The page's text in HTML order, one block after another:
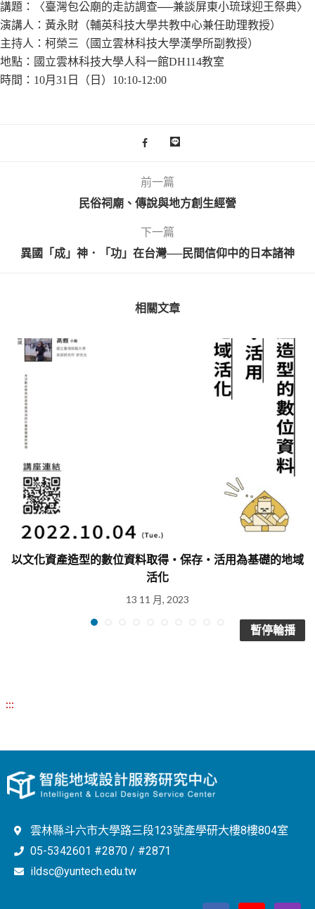
講題：〈臺灣包公廟的走訪調查──兼談屏東小琉球迎王祭典〉
演講人：黃永財（輔英科技大學共教中心兼任助理教授）
主持人：柯榮三（國立雲林科技大學漢學所副教授）
地點：國立雲林科技大學人科一館DH114教室
時間：10月31日（日）10:10-12:00
前一篇
民俗祠廟、傳說與地方創生經營
下一篇
異國「成」神．「功」在台灣──民間信仰中的日本諸神
相關文章
以文化資產造型的數位資料取得・保存・活用為基礎的地域
活化
13 11 月, 2023
暫停輪播
:::
雲林縣斗六市大學路三段123號產學研大樓8樓804室
05-5342601 #2870 / #2871
ildsc@yuntech.edu.tw